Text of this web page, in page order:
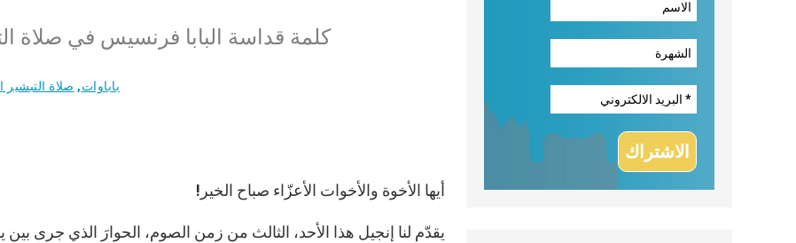
كلمة قداسة البابا فرنسيس في صلاة التبشير
باباوات, صلاة التبشير
أيها الأخوة والأخوات الأعزّاء صباح الخير!